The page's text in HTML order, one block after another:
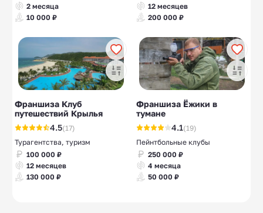
2 месяца
10 000 ₽
12 месяцев
200 000 ₽
Франшиза Клуб
путешествий Крылья
4.5(17)
Турагентства, туризм
100 000 ₽
12 месяцев
130 000 ₽
Франшиза Ёжики в
тумане
4.1(19)
Пейнтбольные клубы
250 000 ₽
4 месяца
50 000 ₽